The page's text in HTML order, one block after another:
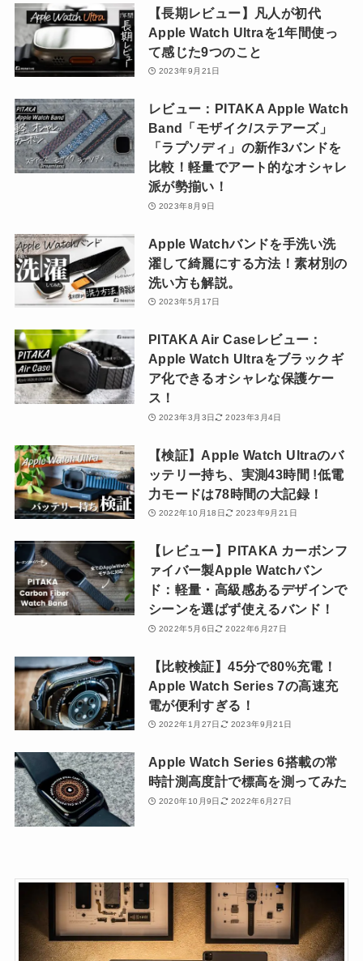
【長期レビュー】凡人が初代
Apple Watch Ultraを1年間使っ
て感じた9つのこと
2023年9月21日
レビュー：PITAKA Apple Watch
Band「モザイク/ステアーズ」
「ラプソディ」の新作3バンドを
比較！軽量でアート的なオシャレ
派が勢揃い！
2023年8月9日
Apple Watchバンドを手洗い洗
濯して綺麗にする方法！素材別の
洗い方も解説。
2023年5月17日
PITAKA Air Caseレビュー：
Apple Watch Ultraをブラックギ
ア化できるオシャレな保護ケー
ス！
2023年3月3日 2023年3月4日
【検証】Apple Watch Ultraのバ
ッテリー持ち、実測43時間 !低電
力モードは78時間の大記録！
2022年10月18日 2023年9月21日
【レビュー】PITAKA カーボンフ
ァイバー製Apple Watchバン
ド：軽量・高級感あるデザインで
シーンを選ばず使えるバンド！
2022年5月6日 2022年6月27日
【比較検証】45分で80%充電！
Apple Watch Series 7の高速充
電が便利すぎる！
2022年1月27日 2023年9月21日
Apple Watch Series 6搭載の常
時計測高度計で標高を測ってみた
2020年10月9日 2022年6月27日